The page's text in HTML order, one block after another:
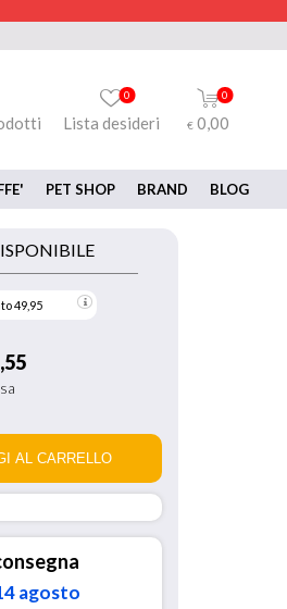
Lista desideri
0 0
€ 0,00
PET SHOP BRAND BLOG
49,95
,55
agosto